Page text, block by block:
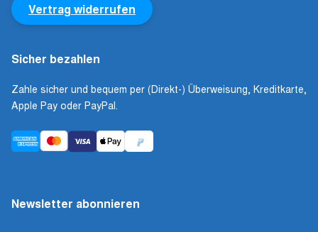
Vertrag widerrufen
Sicher bezahlen
Zahle sicher und bequem per (Direkt-) Überweisung, Kreditkarte,
Apple Pay oder PayPal.
Newsletter abonnieren